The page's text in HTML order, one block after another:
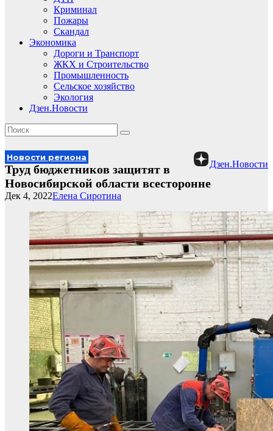
Криминал
Пожары
Скандал
Экономика
Дороги и Транспорт
ЖКХ и Строительство
Промышленность
Сельское хозяйство
Экология
Дзен.Новости
Дзен.Новости
Новости региона
Труд бюджетников защитят в
Новосибирской области всесторонне
Елена Сиротина
Дек 4, 2022